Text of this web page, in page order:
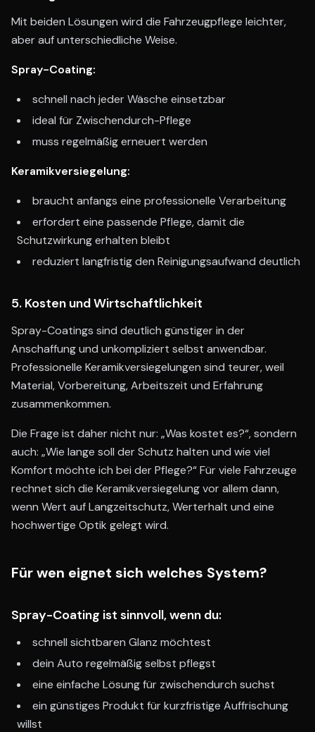
Mit beiden Lösungen wird die Fahrzeugpflege leichter,
aber auf unterschiedliche Weise.
Spray-Coating:
schnell nach jeder Wäsche einsetzbar
ideal für Zwischendurch-Pflege
muss regelmäßig erneuert werden
Keramikversiegelung:
braucht anfangs eine professionelle Verarbeitung
erfordert eine passende Pflege, damit die
Schutzwirkung erhalten bleibt
reduziert langfristig den Reinigungsaufwand deutlich
5. Kosten und Wirtschaftlichkeit
Spray-Coatings sind deutlich günstiger in der
Anschaffung und unkompliziert selbst anwendbar.
Professionelle Keramikversiegelungen sind teurer, weil
Material, Vorbereitung, Arbeitszeit und Erfahrung
zusammenkommen.
Die Frage ist daher nicht nur: „Was kostet es?“, sondern
auch: „Wie lange soll der Schutz halten und wie viel
Komfort möchte ich bei der Pflege?“ Für viele Fahrzeuge
rechnet sich die Keramikversiegelung vor allem dann,
wenn Wert auf Langzeitschutz, Werterhalt und eine
hochwertige Optik gelegt wird.
Für wen eignet sich welches System?
Spray-Coating ist sinnvoll, wenn du:
schnell sichtbaren Glanz möchtest
dein Auto regelmäßig selbst pflegst
eine einfache Lösung für zwischendurch suchst
ein günstiges Produkt für kurzfristige Auffrischung
willst